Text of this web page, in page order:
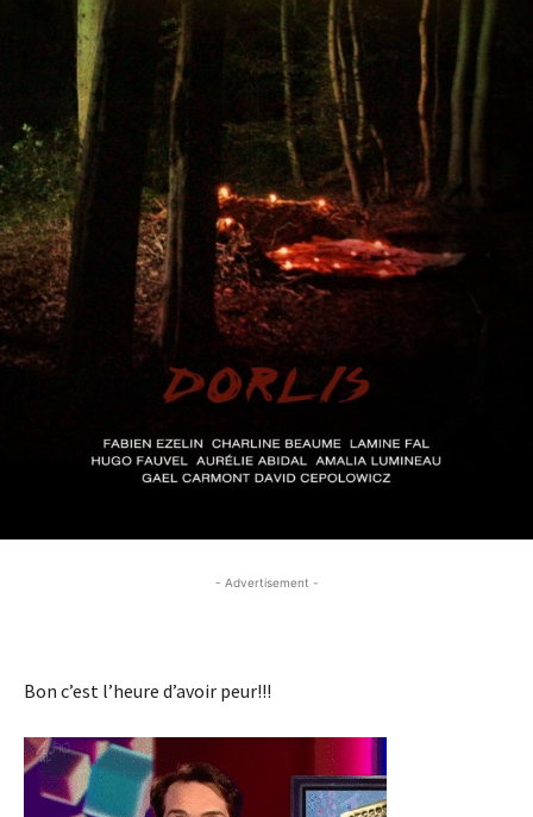
- Advertisement -
Bon c’est l’heure d’avoir peur!!!